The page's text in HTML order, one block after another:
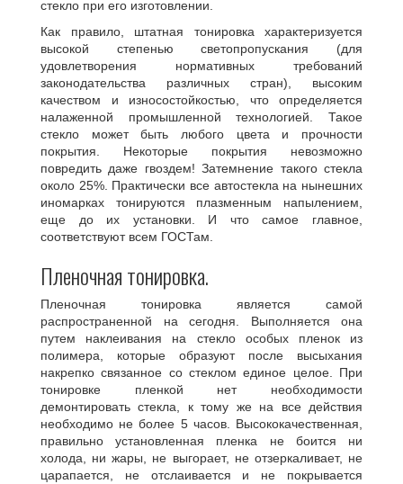
стекло при его изготовлении.
Как правило, штатная тонировка характеризуется
высокой степенью светопропускания (для
удовлетворения нормативных требований
законодательства различных стран), высоким
качеством и износостойкостью, что определяется
налаженной промышленной технологией. Такое
стекло может быть любого цвета и прочности
покрытия. Некоторые покрытия невозможно
повредить даже гвоздем! Затемнение такого стекла
около 25%. Практически все автостекла на нынешних
иномарках тонируются плазменным напылением,
еще до их установки. И что самое главное,
соответствуют всем ГОСТам.
Пленочная тонировка.
Пленочная тонировка является самой
распространенной на сегодня. Выполняется она
путем наклеивания на стекло особых пленок из
полимера, которые образуют после высыхания
накрепко связанное со стеклом единое целое. При
тонировке пленкой нет необходимости
демонтировать стекла, к тому же на все действия
необходимо не более 5 часов. Высококачественная,
правильно установленная пленка не боится ни
холода, ни жары, не выгорает, не отзеркаливает, не
царапается, не отслаивается и не покрывается